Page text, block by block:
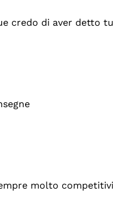
credo di aver detto
molto